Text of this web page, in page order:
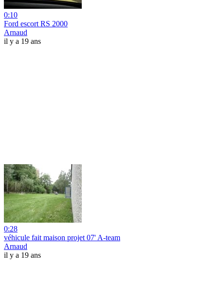
0:10
Ford escort RS 2000
Arnaud
il y a 19 ans
0:28
véhicule fait maison projet 07' A-team
Arnaud
il y a 19 ans